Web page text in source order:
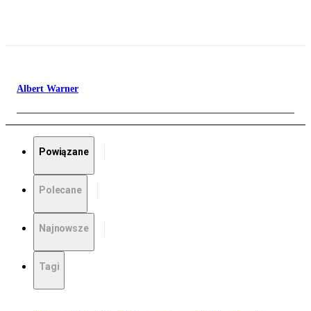
Albert Warner
Powiązane
Polecane
Najnowsze
Tagi